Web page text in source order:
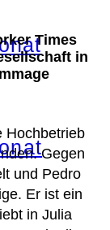
Times
in
Hochbetrieb
Gegen
und Pedro
Er ist ein
in Julia